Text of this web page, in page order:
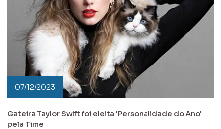
07/12/2023
Gateira Taylor Swift foi eleita 'Personalidade do Ano'
pela Time